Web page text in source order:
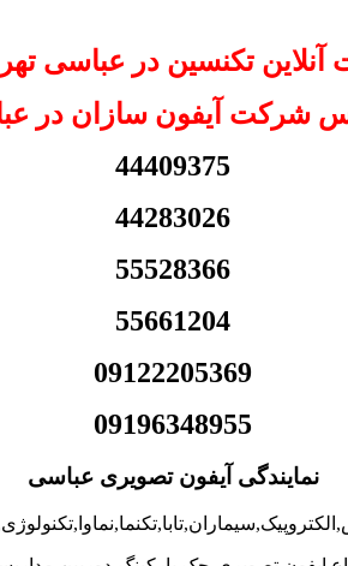
آنلاین تکنسین در عباسی
شرکت آیفون سازان در
44409375
44283026
55528366
55661204
09122205369
09196348955
نمایندگی آیفون تصویری عباسی